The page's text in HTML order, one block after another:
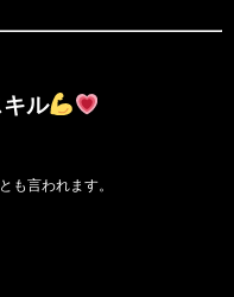
ル
も言われます。